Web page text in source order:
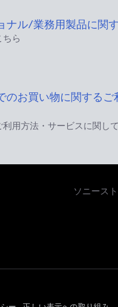
ナル/業務用製品に関
ら
のお買い物に関するご
利用方法・サービスに関し
ソニース